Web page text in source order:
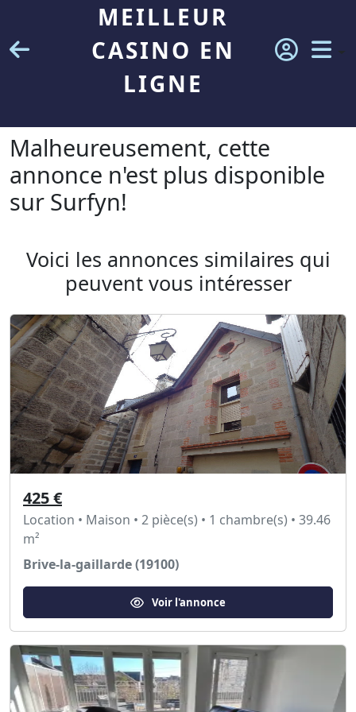
MEILLEUR
CASINO EN
LIGNE
Malheureusement, cette
annonce n'est plus disponible
sur Surfyn!
Voici les annonces similaires qui
peuvent vous intéresser
425 €
Location • Maison • 2 pièce(s) • 1 chambre(s) • 39.46
m²
Brive-la-gaillarde (19100)
Voir l'annonce